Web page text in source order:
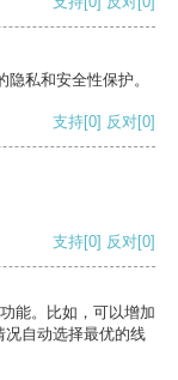
私和安全性保护。
支持[0] 反对[0]
支持[0] 反对[0]
能。比如，可以增加
况自动选择最优的线